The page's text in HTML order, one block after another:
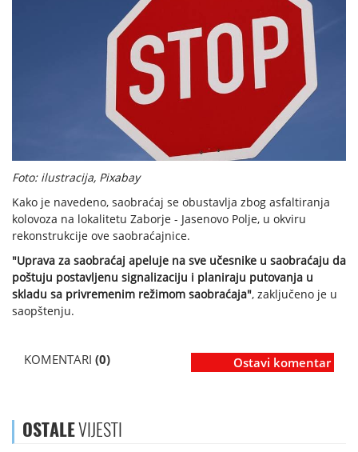
Foto: ilustracija, Pixabay
Kako je navedeno, saobraćaj se obustavlja zbog asfaltiranja
kolovoza na lokalitetu Zaborje - Jasenovo Polje, u okviru
rekonstrukcije ove saobraćajnice.
"Uprava za saobraćaj apeluje na sve učesnike u saobraćaju da
poštuju postavljenu signalizaciju i planiraju putovanja u
skladu sa privremenim režimom saobraćaja", zaključeno je u
saopštenju.
KOMENTARI (0) Ostavi komentar
OSTALEVIJESTI